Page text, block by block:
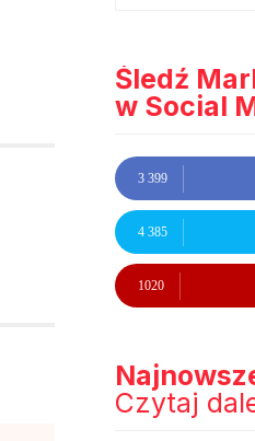
Śledź
w Social
3 399
4 385
1020
Czytaj